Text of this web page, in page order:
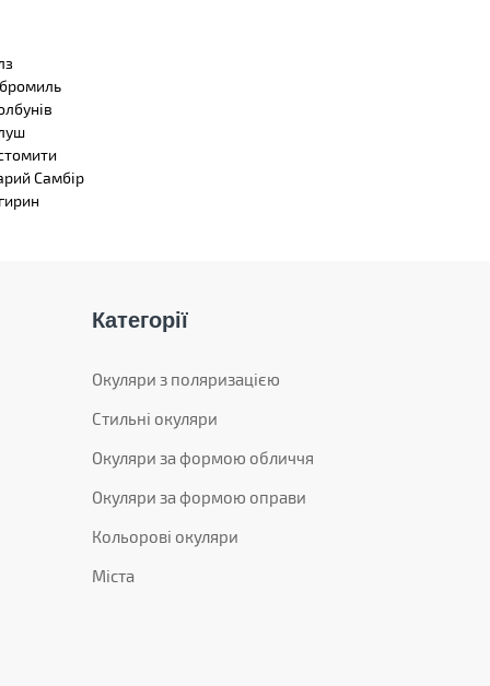
Самбір
Категорії
Окуляри з поляризацією
Стильні окуляри
Окуляри за формою обличчя
Окуляри за формою оправи
Кольорові окуляри
Міста